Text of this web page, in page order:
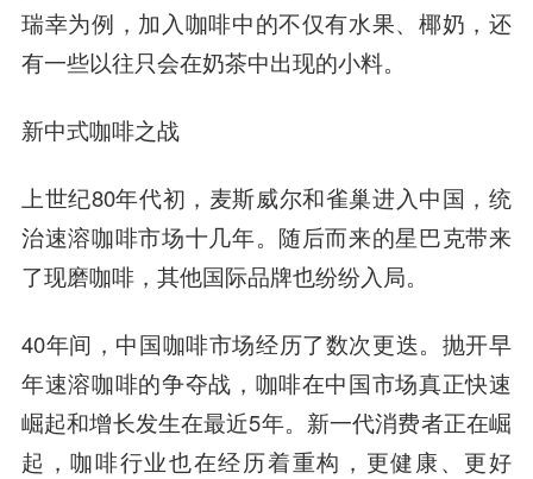
瑞幸为例，加入咖啡中的不仅有水果、椰奶，还
有一些以往只会在奶茶中出现的小料。
新中式咖啡之战
上世纪80年代初，麦斯威尔和雀巢进入中国，统
治速溶咖啡市场十几年。随后而来的星巴克带来
了现磨咖啡，其他国际品牌也纷纷入局。
40年间，中国咖啡市场经历了数次更迭。抛开早
年速溶咖啡的争夺战，咖啡在中国市场真正快速
崛起和增长发生在最近5年。新一代消费者正在崛
起，咖啡行业也在经历着重构，更健康、更好